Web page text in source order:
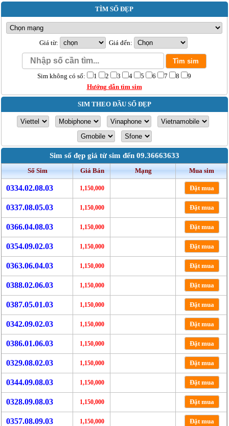
TÌM SỐ ĐẸP
Giá từ: Giá đến:
Sim không có số: 1 2 3 4 5 6 7 8
9
Hướng dẫn tìm sim
SIM THEO ĐẦU SỐ ĐẸP
Sim số đẹp giá từ sim đến 09.36663633
Số Sim Giá Bán Mạng Mua sim
0334.02.08.03 1,150,000 Đặt mua
0337.08.05.03 1,150,000 Đặt mua
0366.04.08.03 1,150,000 Đặt mua
0354.09.02.03 1,150,000 Đặt mua
0363.06.04.03 1,150,000 Đặt mua
0388.02.06.03 1,150,000 Đặt mua
0387.05.01.03 1,150,000 Đặt mua
0342.09.02.03 1,150,000 Đặt mua
0386.01.06.03 1,150,000 Đặt mua
0329.08.02.03 1,150,000 Đặt mua
0344.09.08.03 1,150,000 Đặt mua
0328.09.08.03 1,150,000 Đặt mua
0357.08.09.03 1,150,000 Đặt mua